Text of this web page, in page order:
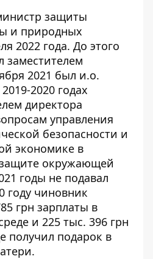
защиты
и природных
2022 года. До этого
заместителем
2021 был и.о.
2020 годах
директора
управления
безопасности и
экономике в
окружающей
годы не подавал
году чиновник
грн зарплаты в
и 225 тыс. 396 грн
получил подарок в